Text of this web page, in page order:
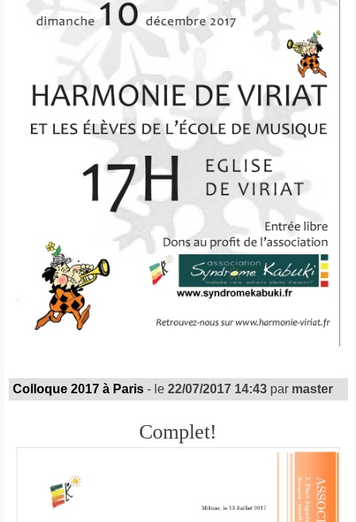
Colloque 2017 à Paris - le 22/07/2017 14:43par master
Complet!